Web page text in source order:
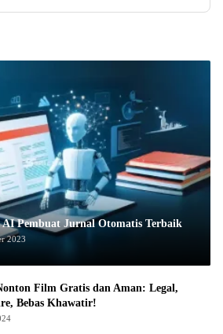
AI Pembuat Jurnal Otomatis Terbaik
2023
Film Gratis dan Aman: Legal,
Bebas Khawatir!